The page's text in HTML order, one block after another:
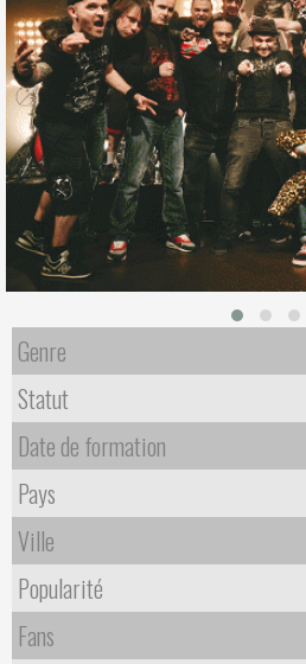
Genre
Statut
Date de formation
Pays
Ville
Popularité
Fans